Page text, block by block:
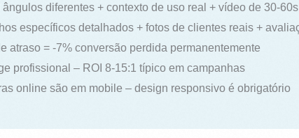
ângulos diferentes + contexto de uso real + vídeo de 30-60s
específicos detalhados + fotos de clientes reais +
atraso = -7% conversão perdida permanentemente
profissional – ROI 8-15:1 típico em campanhas
online são em mobile – design responsivo é obrigatório